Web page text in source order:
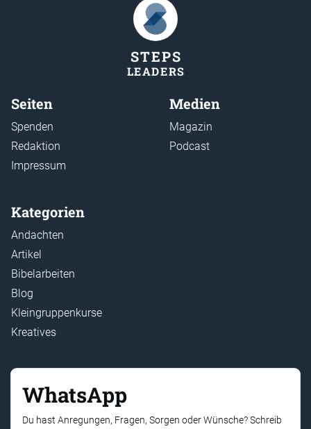
STEPS
LEADERS
Seiten
Spenden
Redaktion
Impressum
Medien
Magazin
Podcast
Kategorien
Andachten
Artikel
Bibelarbeiten
Blog
Kleingruppenkurse
Kreatives
WhatsApp
Du hast Anregungen, Fragen, Sorgen oder Wünsche? Schreib